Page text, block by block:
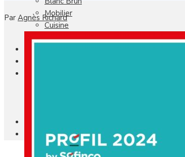
Mobilier
Cuisine
Brico Jardin
Contact
Par Agnès Richard